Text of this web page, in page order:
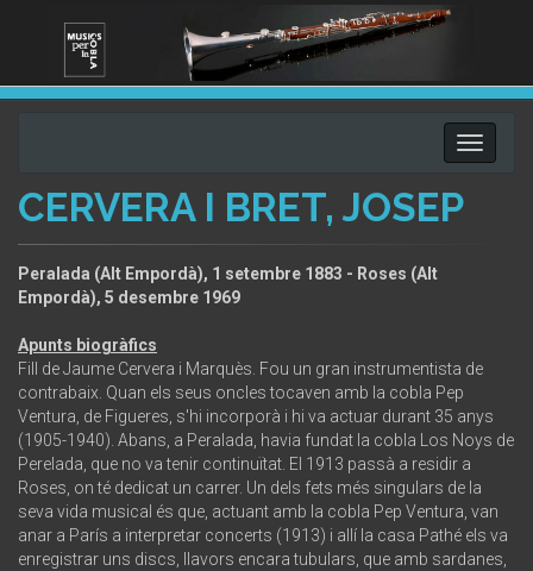
Toggle
CERVERA I BRET, JOSEP
Peralada (Alt Empordà), 1 setembre 1883 - Roses (Alt
Empordà), 5 desembre 1969
Apunts biogràfics
Fill de Jaume Cervera i Marquès. Fou un gran instrumentista de
contrabaix. Quan els seus oncles tocaven amb la cobla Pep
Ventura, de Figueres, s'hi incorporà i hi va actuar durant 35 anys
(1905-1940). Abans, a Peralada, havia fundat la cobla Los Noys de
Perelada, que no va tenir continuïtat. El 1913 passà a residir a
Roses, on té dedicat un carrer. Un dels fets més singulars de la
seva vida musical és que, actuant amb la cobla Pep Ventura, van
anar a París a interpretar concerts (1913) i allí la casa Pathé els va
enregistrar uns discs, llavors encara tubulars, que amb sardanes,